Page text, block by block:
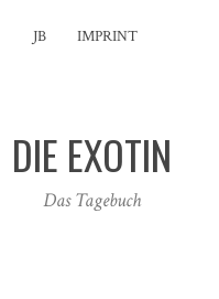
JB IMPRINT
DIE EXOTIN
Das Tagebuch